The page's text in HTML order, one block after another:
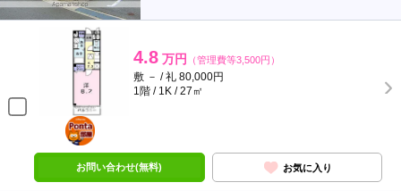
4.8 万円 （管理費等3,500円）
敷 － / 礼 80,000円
1階 / 1K / 27㎡
ポンタ
部屋
お問い合わせ(無料) お気に入り